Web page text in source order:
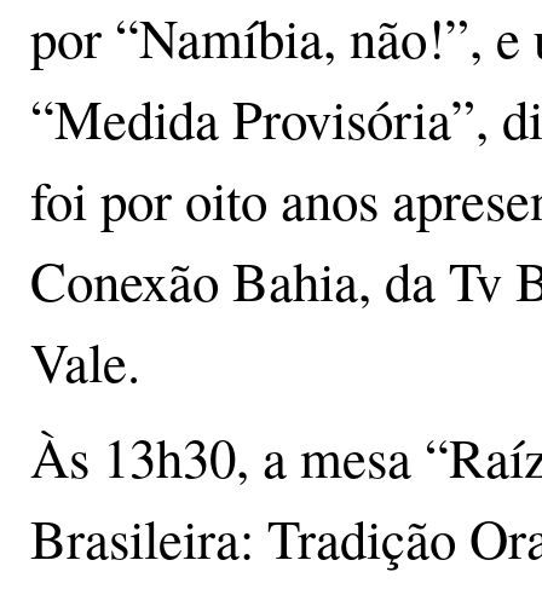
por “Namíbia, não!”,
“Medida Provisória”,
foi por oito anos
Conexão Bahia, da Tv
Vale.
Às 13h30, a mesa
Brasileira: Tradição